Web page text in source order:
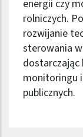
energii czy
rolniczych.
rozwijanie
sterowania
dostarczając
monitoringu
publicznych.